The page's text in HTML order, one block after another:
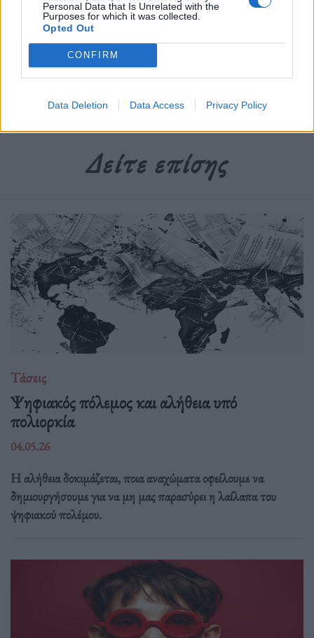
Personal Data that Is Unrelated with the
Purposes for which it was collected.
Opted Out
CONFIRM
Data Deletion Data Access Privacy Policy
Δημοσιεύθηκε σεΤάσεις
Αργός Κινηματογράφος,ιαπωνική φιλοσοφία
Επιβράδυνσης
Δείτε επίσης
Τάσεις
Ψηφιακός πόλεμος και αλήθεια υπό
πολιορκία
04.05.26
Η αλήθεια δοκιμάζεται, ποια αναχώματα οφείλουμε να
δημιουργήσουμε για να μη μας παρασύρει η λαίλαπα του
ψηφιακού πολέμου.